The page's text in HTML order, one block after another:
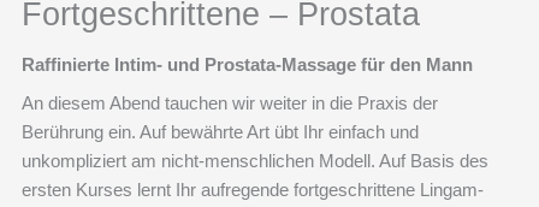
Fortgeschrittene – Prostata
Raffinierte Intim- und Prostata-Massage für den Mann
An diesem Abend tauchen wir weiter in die Praxis der
Berührung ein. Auf bewährte Art übt Ihr einfach und
unkompliziert am nicht-menschlichen Modell. Auf Basis des
ersten Kurses lernt Ihr aufregende fortgeschrittene Lingam-